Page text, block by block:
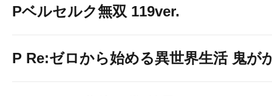
Pベルセルク無双 119ver.
P Re:ゼロから始める異世界生活 鬼が